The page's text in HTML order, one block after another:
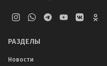
РАЗДЕЛЫ
Новости